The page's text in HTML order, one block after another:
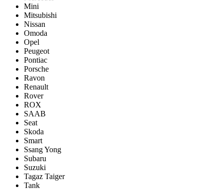
Mini
Mitsubishi
Nissan
Omoda
Opel
Peugeot
Pontiac
Porsсhe
Ravon
Renault
Rover
ROX
SAAB
Seat
Skoda
Smart
Ssang Yong
Subaru
Suzuki
Tagaz Taiger
Tank